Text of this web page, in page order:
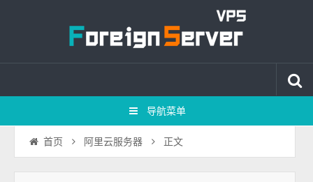
导航菜单
首页 阿里云服务器 正文